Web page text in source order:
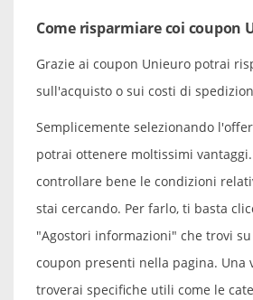
Come risparmiare coi coupon
Grazie ai coupon Unieuro potrai
sull'acquisto o sui costi di
Semplicemente selezionando
potrai ottenere moltissimi
controllare bene le condizioni
stai cercando. Per farlo, ti basta
"Agostori informazioni" che trovi
coupon presenti nella pagina. Una
troverai specifiche utili come le